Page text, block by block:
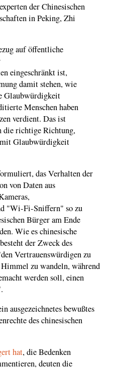
der Chinesischen
in Peking, Zhi
auf öffentliche
eingeschränkt ist,
damit stehen, wie
Glaubwürdigkeit
Menschen haben
verdient. Das ist
richtige Richtung,
Glaubwürdigkeit
das Verhalten der
von Daten aus
"Wi-Fi-Sniffern" so zu
Bürger am Ende
Wie es chinesische
der Zweck des
Vertrauenswürdigen zu
zu wandeln, während
werden soll, einen
ausgezeichnetes bewußtes
des chinesischen
hat, die Bedenken
deuten die